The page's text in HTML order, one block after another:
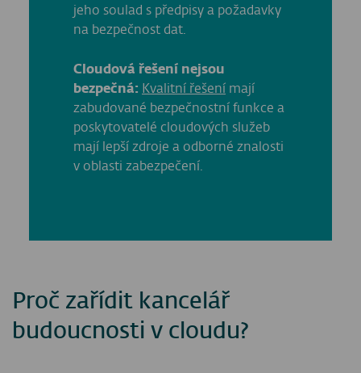
jeho soulad s předpisy a požadavky
na bezpečnost dat.
Cloudová řešení nejsou
bezpečná: Kvalitní řešení mají
zabudované bezpečnostní funkce a
poskytovatelé cloudových služeb
mají lepší zdroje a odborné znalosti
v oblasti zabezpečení.
Proč zařídit kancelář
budoucnosti v cloudu?